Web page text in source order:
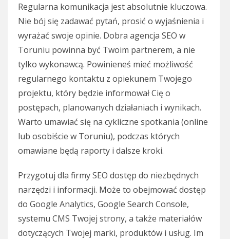
Regularna komunikacja jest absolutnie kluczowa.
Nie bój się zadawać pytań, prosić o wyjaśnienia i
wyrażać swoje opinie. Dobra agencja SEO w
Toruniu powinna być Twoim partnerem, a nie
tylko wykonawcą. Powinieneś mieć możliwość
regularnego kontaktu z opiekunem Twojego
projektu, który będzie informował Cię o
postępach, planowanych działaniach i wynikach.
Warto umawiać się na cykliczne spotkania (online
lub osobiście w Toruniu), podczas których
omawiane będą raporty i dalsze kroki.
Przygotuj dla firmy SEO dostęp do niezbędnych
narzędzi i informacji. Może to obejmować dostęp
do Google Analytics, Google Search Console,
systemu CMS Twojej strony, a także materiałów
dotyczących Twojej marki, produktów i usług. Im